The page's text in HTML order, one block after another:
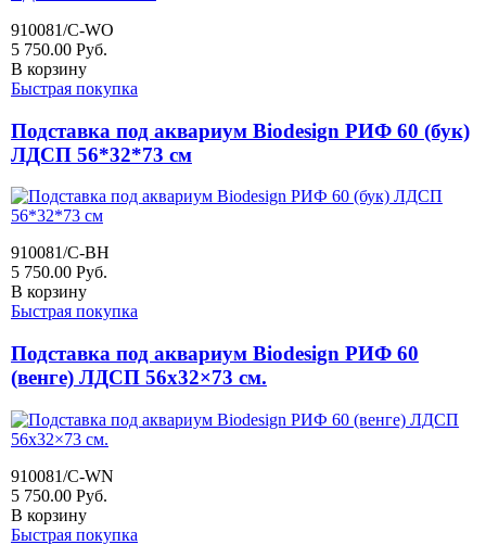
910081/C-WO
5 750.00 Руб.
В корзину
Быстрая покупка
Подставка под аквариум Biodesign РИФ 60 (бук)
ЛДСП 56*32*73 см
910081/C-BH
5 750.00 Руб.
В корзину
Быстрая покупка
Подставка под аквариум Biodesign РИФ 60
(венге) ЛДСП 56x32×73 см.
910081/C-WN
5 750.00 Руб.
В корзину
Быстрая покупка